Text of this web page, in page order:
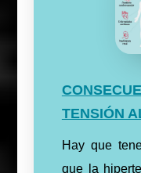
TENSIÓN
Hay que
que la